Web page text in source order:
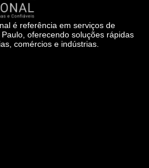
é referência em serviços de
oferecendo soluções rápidas
comércios e indústrias.